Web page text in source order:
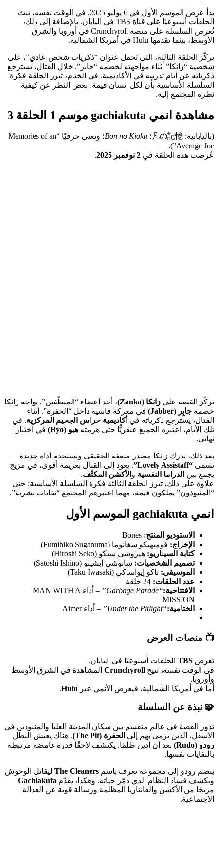
بدأ عرض الموسم الأول في 6 يوليو 2025. في الوقت نفسه، تبث
الحلقات أسبوعيًا على قناة TBS في اليابان. بالإضافة إلى ذلك،
تُعرض السلسلة على منصة Crunchyroll في أوروبا والشرق
الأوسط، بينما تقدمها Hulu في أمريكا الشمالية.
تركّز الحلقة الثالثة، التي تحمل عنوان “ذكريات شخص عادي”، على
شخصية “زانكا” أثناء مواجهته لخصمه “جابر”. خلال القتال، يسترجع
ذكرياته عن أيام تدريبه في الأكاديمية. في الختام، تبرز الحلقة فكرة
السلسلة الأساسية بأن لكل إنسان قيمة، بغض النظر عن كيفية
نظرة المجتمع إليه.
مشاهدة انمي gachiakuta موسم 1 الحلقة 3
(باليابانية: 凡の記憶؛ Bon no Kioku
؛ وتعني حرفيًا “Memories of an
Average Joe”).
عُرضت هذه الحلقة في 2 نوفمبر 2025 .
تركّز القصة على زانكا (Zanka)
، أحد أعضاء “المنظّفين”. يواجه زانكا
خصمه جابِر (Jabber)
في معركة قاسية داخل “الحفرة”. أثناء
القتال، يسترجع ذكرياته في أكاديمية حراس الجحيم المركزية. في
تلك الأيام، اعتبره الجميع عبقريًّا حتى هزمته هيو (Hyo)
في اختبار
نهائي.
بعد ذلك، يدرك زانكا مصدر ضعفه الحقيقي ويستخدم أداة جديدة
تسمى “Lovely Assistaff”
. يعود إلى القتال بعزيمة أقوى، في مزيج
يجمع بين الدراما النفسية و الأكشن المكثّف.
علاوة على ذلك، تبرز الحلقة الثالثة فكرة السلسلة الأساسية: حتى
“المنبوذون” يملكون قيمة، مهما اعتبرهم المجتمع “نفايات بشرية”.
انمي gachiakuta الموسم الأول
الاستوديو المنتج:
الإخراج: فوميهيكو سغانوما (Fumihiko Suganuma)
كتابة السيناريو: هيروشي سيكو (Hiroshi Seko)
تصميم الشخصيات: ساتوشي إيشينو (Satoshi Ishino)
الموسيقى: تاكو إيواساكي (Taku Iwasaki)
عدد الحلقات:
الافتتاحية:“Garbage Parade”
– أداء MAN WITH A
MISSION
الختامية:“Under the Pitlight” – أداء Aimer
📺 منصات العرض
تعرض TBS الحلقات أسبوعيًا في اليابان.
في الوقت نفسه، تتيح Crunchyroll المشاهدة في الشرق الأوسط
وأوروبا.
أما في أمريكا الشمالية، فيعرض الأنمي عبر Hulu
.
🧩 نبذة عن السلسلة
تدور القصة في عالم منقسم بين سكان المدينة العليا والمنبوذين في
الأسفل، الذين يرمى بهم إلى الحفرة (The Pit)
. هناك يعيش البطل
رودو (Rudo)
بعد أن أدين ظلمًا. يكتشف لاحقًا قدرة غامضة مرتبطة
بالنفايات نفسها.
ينضم رودو إلى مجموعة تعرف باسم The Cleaners ليقاتل الوحوش
ويكشف فساد النظام الذي دمّر حياته. وهكذا، يقدّم Gachiakuta
مزيجًا من الأكشن والفانتازيا المظلمة ورسالة قوية عن العدالة
الاجتماعية.